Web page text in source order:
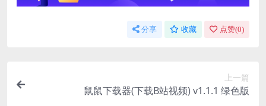
分享 收藏 点赞(0)
上一篇
鼠鼠下载器(下载B站视频) v1.1.1 绿色版